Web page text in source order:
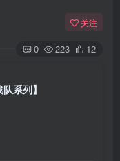
关注
0 223 12
系列】